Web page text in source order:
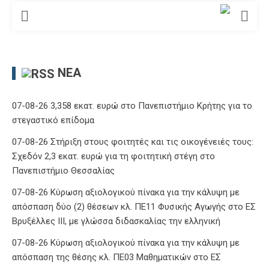
ΝΈΑ
07-08-26 3,358 εκατ. ευρώ στο Πανεπιστήμιο Κρήτης για το
στεγαστικό επίδομα
07-08-26 Στήριξη στους φοιτητές και τις οικογένειές τους:
Σχεδόν 2,3 εκατ. ευρώ για τη φοιτητική στέγη στο
Πανεπιστήμιο Θεσσαλίας
07-08-26 Κύρωση αξιολογικού πίνακα για την κάλυψη με
απόσπαση δύο (2) θέσεων κλ. ΠΕ11 Φυσικής Αγωγής στο ΕΣ
Βρυξέλλες ΙΙΙ, με γλώσσα διδασκαλίας την ελληνική
07-08-26 Κύρωση αξιολογικού πίνακα για την κάλυψη με
απόσπαση της θέσης κλ. ΠΕ03 Μαθηματικών στο ΕΣ